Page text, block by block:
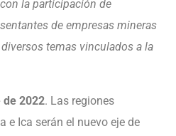
la participación de
de empresas mineras
temas vinculados a la
de 2022. Las regiones
e Ica serán el nuevo eje de